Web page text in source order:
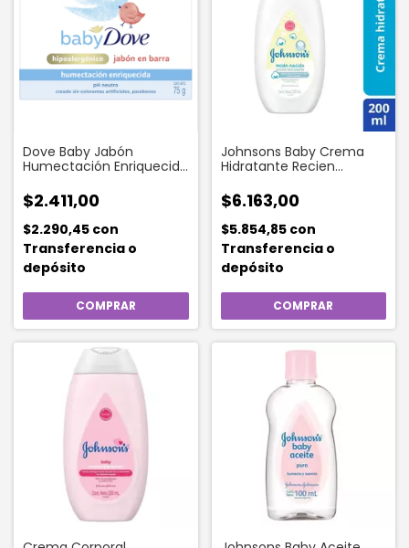
Dove Baby Jabón
Humectación Enriquecida
$2.411,00
$2.290,45 con
Transferencia o
depósito
Johnsons Baby Crema
Hidratante Recien
$6.163,00
$5.854,85 con
Transferencia o
depósito